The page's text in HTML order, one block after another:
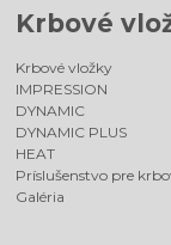
Krbové
Krbové vložky
IMPRESSION
DYNAMIC
DYNAMIC PLUS
HEAT
Príslušenstvo pre
Galéria